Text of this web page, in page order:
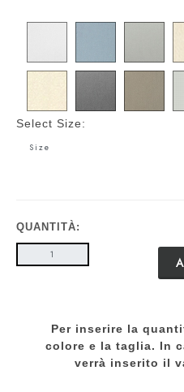
Select Size:
QUANTITÀ:
Per inserire la
colore e la taglia. In
verrà inserito il